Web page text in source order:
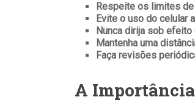
Respeite os limites
Evite o uso do celular
Nunca dirija sob
Mantenha uma
Faça revisões
A